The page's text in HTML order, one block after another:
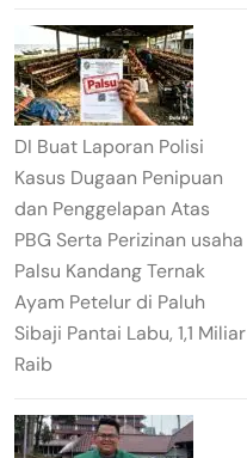
DI Buat Laporan Polisi
Kasus Dugaan Penipuan
dan Penggelapan Atas
PBG Serta Perizinan usaha
Palsu Kandang Ternak
Ayam Petelur di Paluh
Sibaji Pantai Labu, 1,1 Miliar
Raib